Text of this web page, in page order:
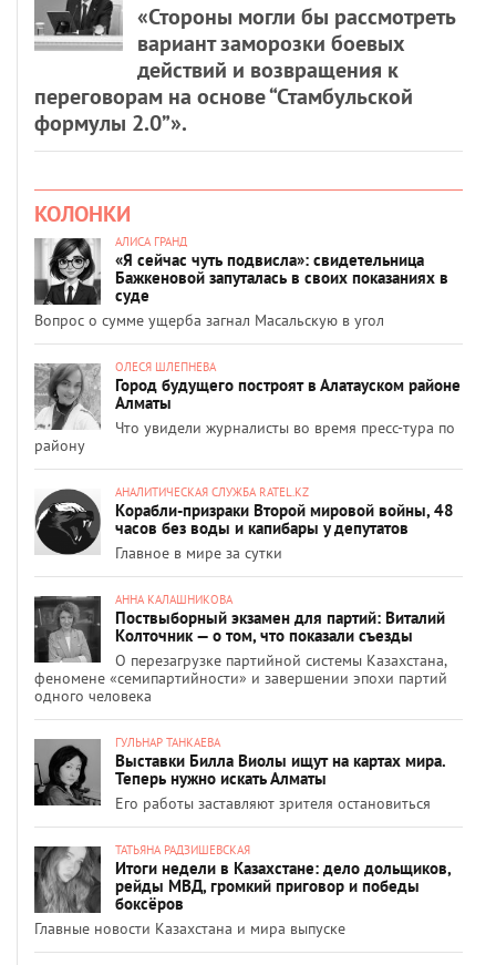
«Стороны могли бы рассмотреть
вариант заморозки боевых
действий и возвращения к
переговорам на основе “Стамбульской
формулы 2.0”».
КОЛОНКИ
АЛИСА ГРАНД
«Я сейчас чуть подвисла»: свидетельница
Бажкеновой запуталась в своих показаниях в
суде
Вопрос о сумме ущерба загнал Масальскую в угол
ОЛЕСЯ ШЛЕПНЕВА
Город будущего построят в Алатауском районе
Алматы
Что увидели журналисты во время пресс-тура по
району
АНАЛИТИЧЕСКАЯ СЛУЖБА RATEL.KZ
Корабли-призраки Второй мировой войны, 48
часов без воды и капибары у депутатов
Главное в мире за сутки
АННА КАЛАШНИКОВА
Поствыборный экзамен для партий: Виталий
Колточник — о том, что показали съезды
О перезагрузке партийной системы Казахстана,
феномене «семипартийности» и завершении эпохи партий
одного человека
ГУЛЬНАР ТАНКАЕВА
Выставки Билла Виолы ищут на картах мира.
Теперь нужно искать Алматы
Его работы заставляют зрителя остановиться
ТАТЬЯНА РАДЗИШЕВСКАЯ
Итоги недели в Казахстане: дело дольщиков,
рейды МВД, громкий приговор и победы
боксёров
Главные новости Казахстана и мира выпуске